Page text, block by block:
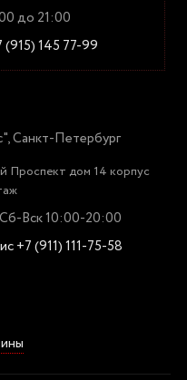
до 21:00
(915) 145 77-99
Санкт-Петербург
Проспект дом 14 корпус
Вск 10:00-20:00
+7 (911) 111-75-58